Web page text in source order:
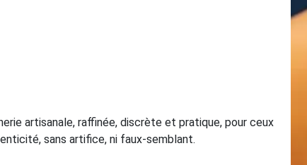
artisanale, raffinée, discrète et pratique, pour ceux
sans artifice, ni faux-semblant.